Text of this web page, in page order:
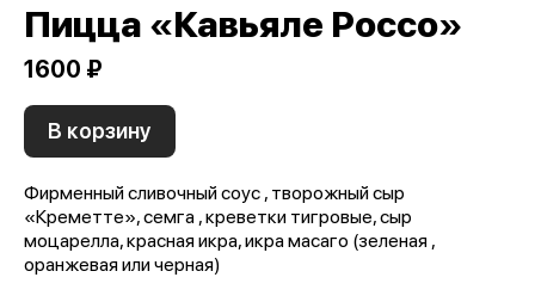
Пицца «Кавьяле Россо»
1600 ₽
В корзину
Фирменный сливочный соус , творожный сыр
«Креметте», семга , креветки тигровые, сыр
моцарелла, красная икра, икра масаго (зеленая ,
оранжевая или черная)